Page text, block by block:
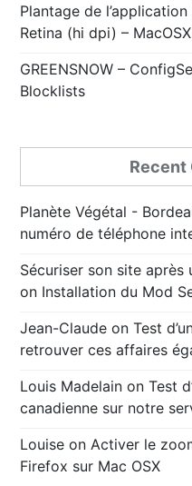
Plantage de
Retina (hi dpi) –
GREENSNOW –
Blocklists
Recent
Planète Végétal -
numéro de téléphone
Sécuriser son site après
on Installation du Mod
Jean-Claude onTest
retrouver ces affaires
Louis Madelain onTest
canadienne sur notre
Louise on Activer le
Firefox sur Mac OSX